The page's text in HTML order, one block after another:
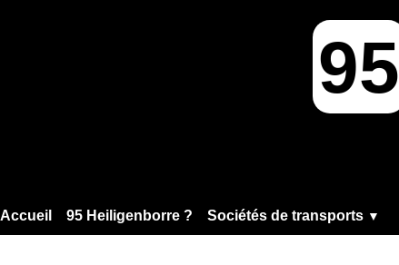
95
Accueil 95 Heiligenborre ? Sociétés de transports ▼